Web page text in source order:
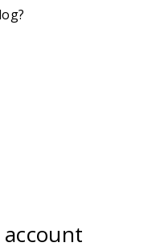
account